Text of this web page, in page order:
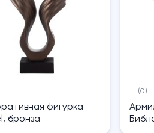
фигурка
бронза
(0)